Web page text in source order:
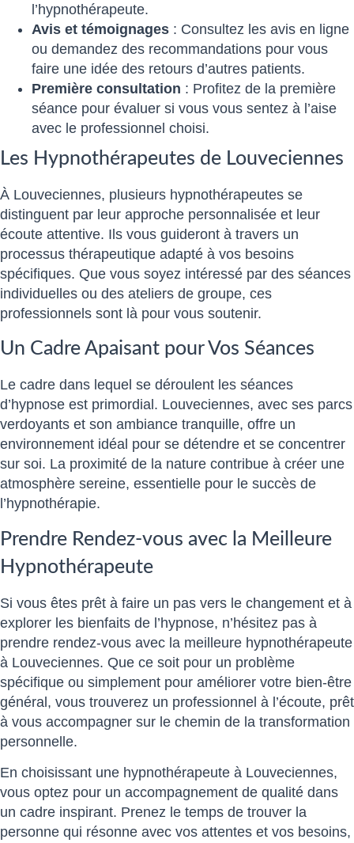
l’hypnothérapeute.
Avis et témoignages : Consultez les avis en ligne
ou demandez des recommandations pour vous
faire une idée des retours d’autres patients.
Première consultation : Profitez de la première
séance pour évaluer si vous vous sentez à l’aise
avec le professionnel choisi.
Les Hypnothérapeutes de Louveciennes
À Louveciennes, plusieurs hypnothérapeutes se
distinguent par leur approche personnalisée et leur
écoute attentive. Ils vous guideront à travers un
processus thérapeutique adapté à vos besoins
spécifiques. Que vous soyez intéressé par des séances
individuelles ou des ateliers de groupe, ces
professionnels sont là pour vous soutenir.
Un Cadre Apaisant pour Vos Séances
Le cadre dans lequel se déroulent les séances
d’hypnose est primordial. Louveciennes, avec ses parcs
verdoyants et son ambiance tranquille, offre un
environnement idéal pour se détendre et se concentrer
sur soi. La proximité de la nature contribue à créer une
atmosphère sereine, essentielle pour le succès de
l’hypnothérapie.
Prendre Rendez-vous avec la Meilleure
Hypnothérapeute
Si vous êtes prêt à faire un pas vers le changement et à
explorer les bienfaits de l’hypnose, n’hésitez pas à
prendre rendez-vous avec la meilleure hypnothérapeute
à Louveciennes. Que ce soit pour un problème
spécifique ou simplement pour améliorer votre bien-être
général, vous trouverez un professionnel à l’écoute, prêt
à vous accompagner sur le chemin de la transformation
personnelle.
En choisissant une hypnothérapeute à Louveciennes,
vous optez pour un accompagnement de qualité dans
un cadre inspirant. Prenez le temps de trouver la
personne qui résonne avec vos attentes et vos besoins,